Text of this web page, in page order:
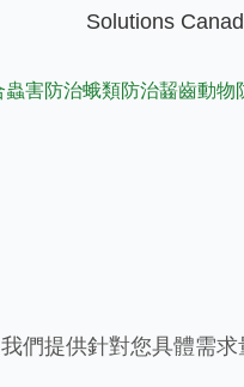
Solutions
蟲害防治蛾類防治齧齒動物
我們提供針對您具體需